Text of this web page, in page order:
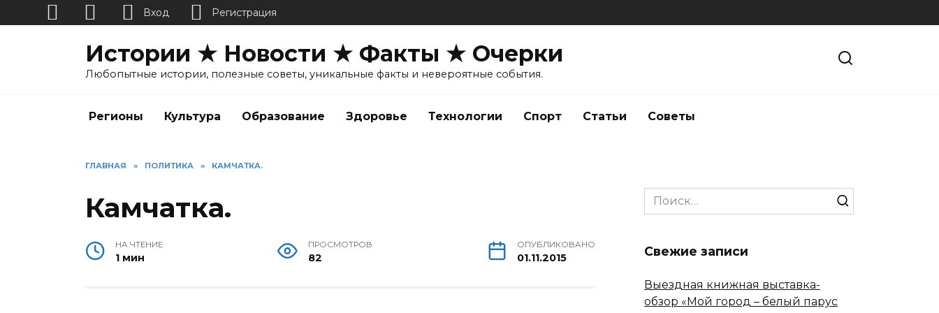
Истории ★ Новости ★ Факты ★ Очерки
Любопытные истории, полезные советы, уникальные факты и невероятные события.
Регионы Культура Образование Здоровье Технологии Спорт Статьи Советы
ГЛАВНАЯ » ПОЛИТИКА » КАМЧАТКА.
Камчатка.
НА ЧТЕНИЕ
1 мин
ПРОСМОТРОВ
82
ОПУБЛИКОВАНО
01.11.2015
Search
for:
Свежие записи
Выездная книжная выставка-
обзор «Мой город – белый парус
Вход Регистрация